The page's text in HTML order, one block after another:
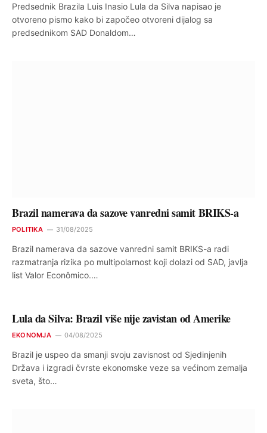
Predsednik Brazila Luis Inasio Lula da Silva napisao je
otvoreno pismo kako bi započeo otvoreni dijalog sa
predsednikom SAD Donaldom…
Brazil namerava da sazove vanredni samit BRIKS-a
POLITIKA 31/08/2025
Brazil namerava da sazove vanredni samit BRIKS-a radi
razmatranja rizika po multipolarnost koji dolazi od SAD, javlja
list Valor Econômico.…
Lula da Silva: Brazil više nije zavistan od Amerike
EKONOMJA 04/08/2025
Brazil je uspeo da smanji svoju zavisnost od Sjedinjenih
Država i izgradi čvrste ekonomske veze sa većinom zemalja
sveta, što…